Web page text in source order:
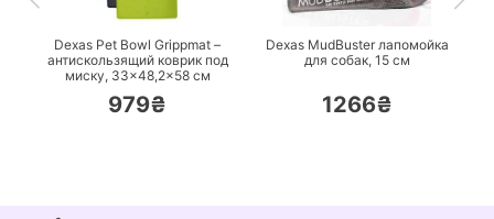
Dexas Pet Bowl Grippmat –
антискользящий коврик под
миску, 33×48,2×58 см
979₴
Dexas MudBuster лапомойка
для собак, 15 см
1266₴